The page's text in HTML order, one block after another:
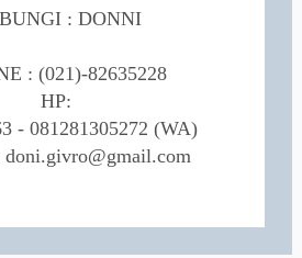
: DONNI
: (021)-82635228
HP:
- 081281305272 (WA)